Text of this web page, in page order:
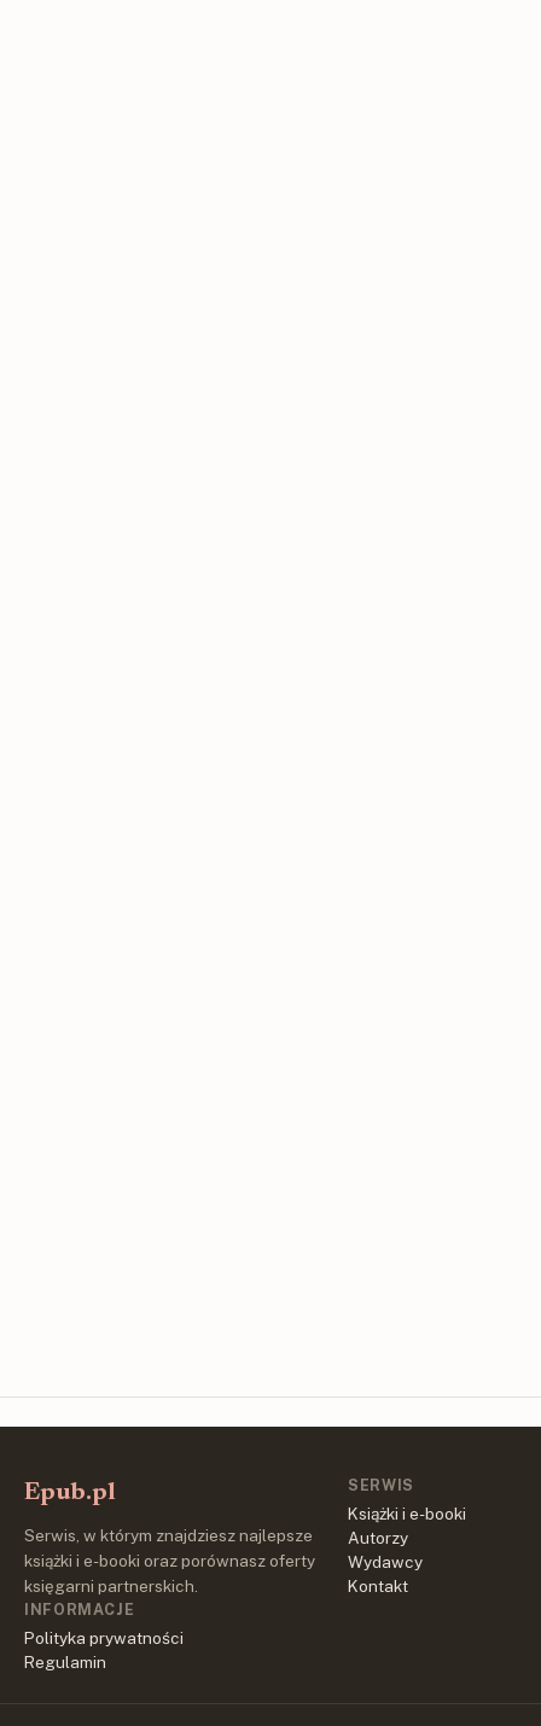
Epub.pl
Serwis, w którym znajdziesz najlepsze
książki i e-booki oraz porównasz oferty
księgarni partnerskich.
SERWIS
Książki i e-booki
Autorzy
Wydawcy
Kontakt
INFORMACJE
Polityka prywatności
Regulamin